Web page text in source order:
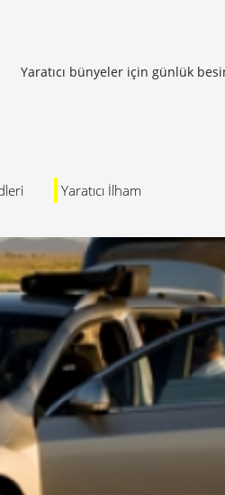
Yaratıcı bünyeler için günlük
Yaratıcı İlham